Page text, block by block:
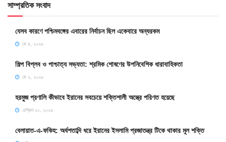
সাম্প্রতিক সংবাদ
যেসব কারণে পশ্চিমবঙ্গের এবারের নির্বাচন ছিল একেবারে অন্যরকম
মে ৪, ২০২৬
শিল্প বিপ্লব ও পাশ্চাত্য সভ্যতা: শ্রমিক শোষণের উপনিবেশিক ধারাবাহিকতা
মে ২, ২০২৬
হরমুজ প্রণালি কীভাবে ইরানের সবচেয়ে শক্তিশালী অস্ত্রে পরিণত হয়েছে
এপ্রিল ২০, ২০২৬
বেলায়াত-এ-ফকিহ: অর্ধশতাব্দি ধরে ইরানের ইসলামি প্রজাতন্ত্র টিকে থাকার মূল শক্তি